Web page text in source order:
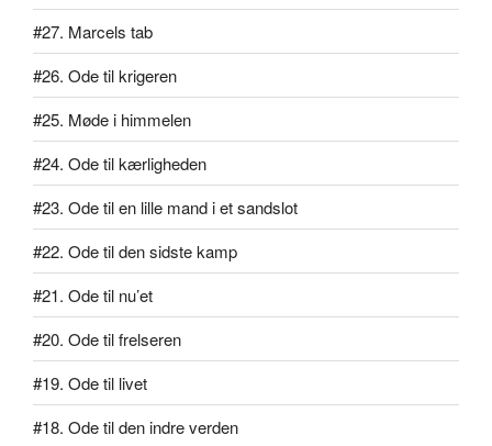
#27. Marcels tab
#26. Ode til krigeren
#25. Møde i himmelen
#24. Ode til kærligheden
#23. Ode til en lille mand i et sandslot
#22. Ode til den sidste kamp
#21. Ode til nu’et
#20. Ode til frelseren
#19. Ode til livet
#18. Ode til den indre verden